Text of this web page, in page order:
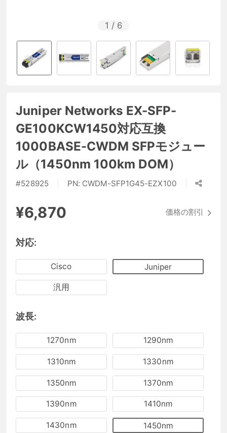
1 / 6
Juniper Networks EX-SFP-
GE100KCW1450対応互換
1000BASE-CWDM SFPモジュー
ル（1450nm 100km DOM）
#528925 PN: CWDM-SFP1G45-EZX100
¥6,870 価格の割引
対応:
Cisco Juniper
汎用
波長:
1270nm 1290nm
1310nm 1330nm
1350nm 1370nm
1390nm 1410nm
1430nm 1450nm